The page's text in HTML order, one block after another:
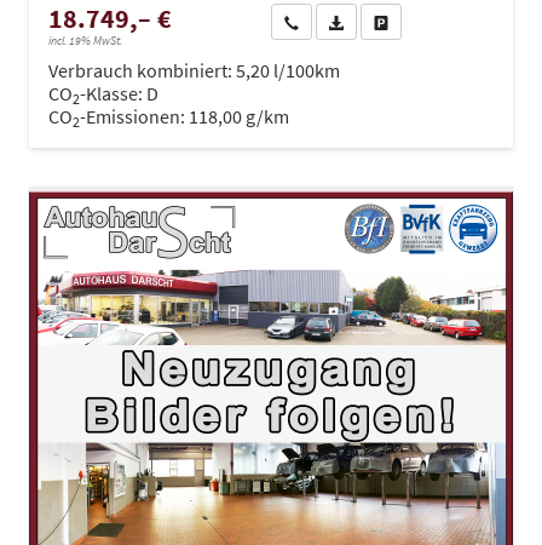
18.749,– €
incl. 19% MwSt.
Wir rufen Sie anPDF-Datei, Fahrzeugexposé
Verbrauch kombiniert: 5,20 l/100km
CO2-Klasse: D
CO2-Emissionen: 118,00 g/km